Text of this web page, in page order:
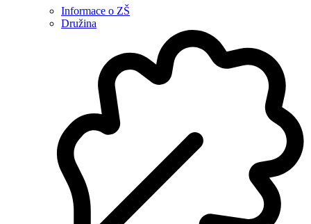
Informace o ZŠ
Družina